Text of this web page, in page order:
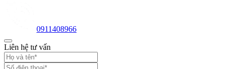
0911408966
Liên hệ tư vấn